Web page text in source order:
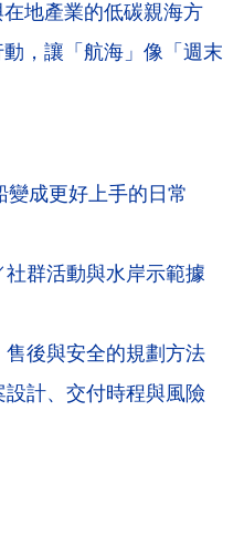
地產業的低碳親海方
，讓「航海」像「週末
成更好上手的日常
群活動與水岸示範據
後與安全的規劃方法
計、交付時程與風險